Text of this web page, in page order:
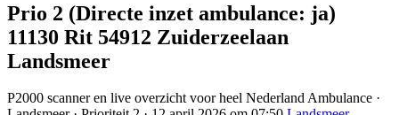
Prio 2 (Directe inzet ambulance: ja)
11130 Rit 54912 Zuiderzeelaan
Landsmeer
P2000 scanner en live overzicht voor heel Nederland Ambulance ·